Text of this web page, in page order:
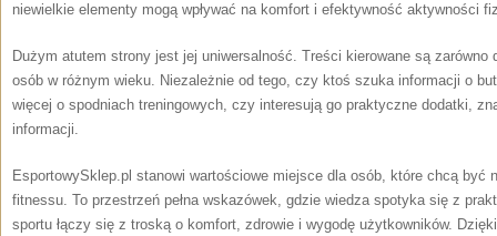
niewielkie elementy mogą wpływać na komfort i efektywność aktywności
Dużym atutem strony jest jej uniwersalność. Treści kierowane są
osób w różnym wieku. Niezależnie od tego, czy ktoś szuka informacji o
więcej o spodniach treningowych, czy interesują go praktyczne dodatki,
informacji.
EsportowySklep.pl stanowi wartościowe miejsce dla osób, które chcą być
fitnessu. To przestrzeń pełna wskazówek, gdzie wiedza spotyka się z
sportu łączy się z troską o komfort, zdrowie i wygodę użytkowników.